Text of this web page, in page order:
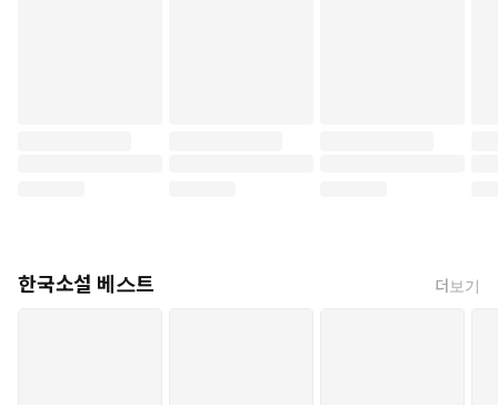
한국소설 베스트 더보기